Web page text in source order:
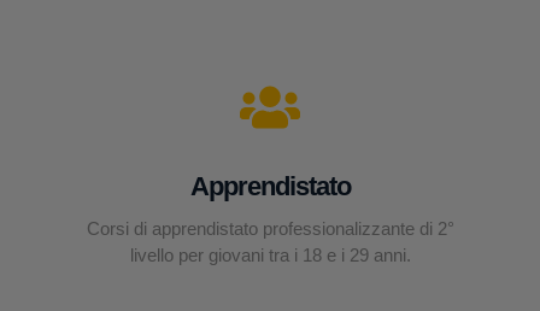
Apprendistato
Corsi di apprendistato professionalizzante di 2°
livello per giovani tra i 18 e i 29 anni.